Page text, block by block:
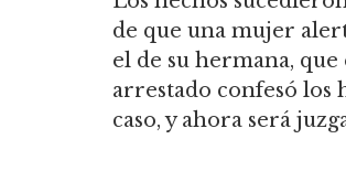
de que una mujer
el de su hermana,
arrestado confesó los
caso, y ahora será